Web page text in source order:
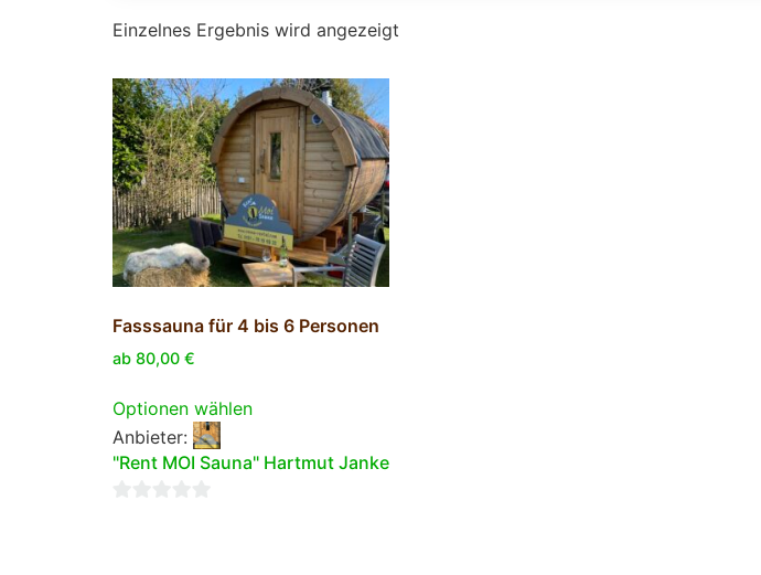
Einzelnes Ergebnis wird angezeigt
Fasssauna für 4 bis 6 Personen
ab 80,00 €
Optionen wählen
Anbieter:
"Rent MOI Sauna" Hartmut Janke